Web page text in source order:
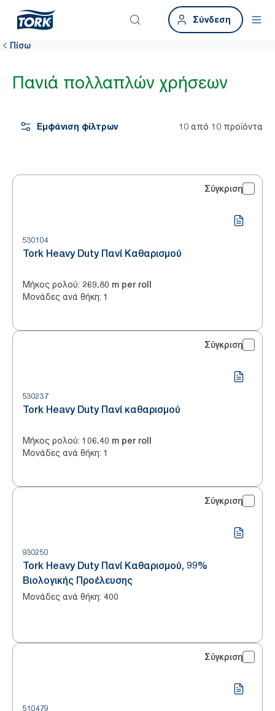
Σύνδεση
Πίσω
Πανιά πολλαπλών χρήσεων
Εμφάνιση φίλτρων 10 από 10 προϊόντα
Σύγκριση
530104
Tork Heavy Duty Πανί Καθαρισμού
Μήκος ρολού: 269.80 m per roll
Μονάδες ανά θήκη: 1
Σύγκριση
530237
Tork Heavy Duty Πανί καθαρισμού
Μήκος ρολού: 106.40 m per roll
Μονάδες ανά θήκη: 1
Σύγκριση
930250
Tork Heavy Duty Πανί Καθαρισμού, 99%
Βιολογικής Προέλευσης
Μονάδες ανά θήκη: 400
Σύγκριση
510479